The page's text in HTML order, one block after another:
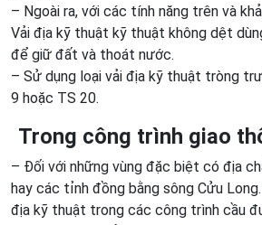
– Ngoài ra, với các tính năng trên và
Vải địa kỹ thuật kỹ thuật không dệt
để giữ đất và thoát nước.
– Sử dụng loại vải địa kỹ thuật tròng
9 hoặc TS 20.
Trong công trình giao
– Đối với những vùng đặc biệt có địa
hay các tỉnh đồng bằng sông Cửu
địa kỹ thuật trong các công trình cầu